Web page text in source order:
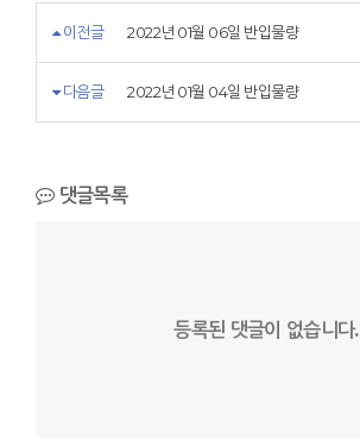
이전글 2022년 01월 06일 반입물량
다음글 2022년 01월 04일 반입물량
댓글목록
등록된 댓글이 없습니다.